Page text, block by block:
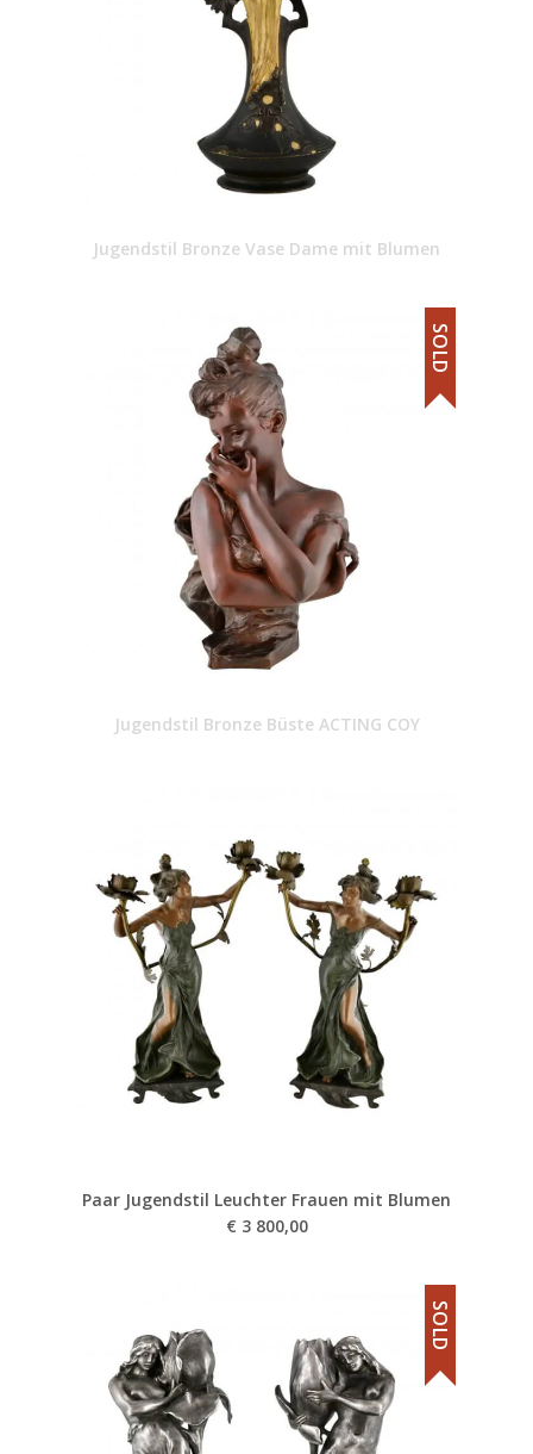
Jugendstil Bronze Vase Dame mit Blumen
Jugendstil Bronze Büste ACTING COY
SOLD
Paar Jugendstil Leuchter Frauen mit Blumen
€ 3 800,00
SOLD